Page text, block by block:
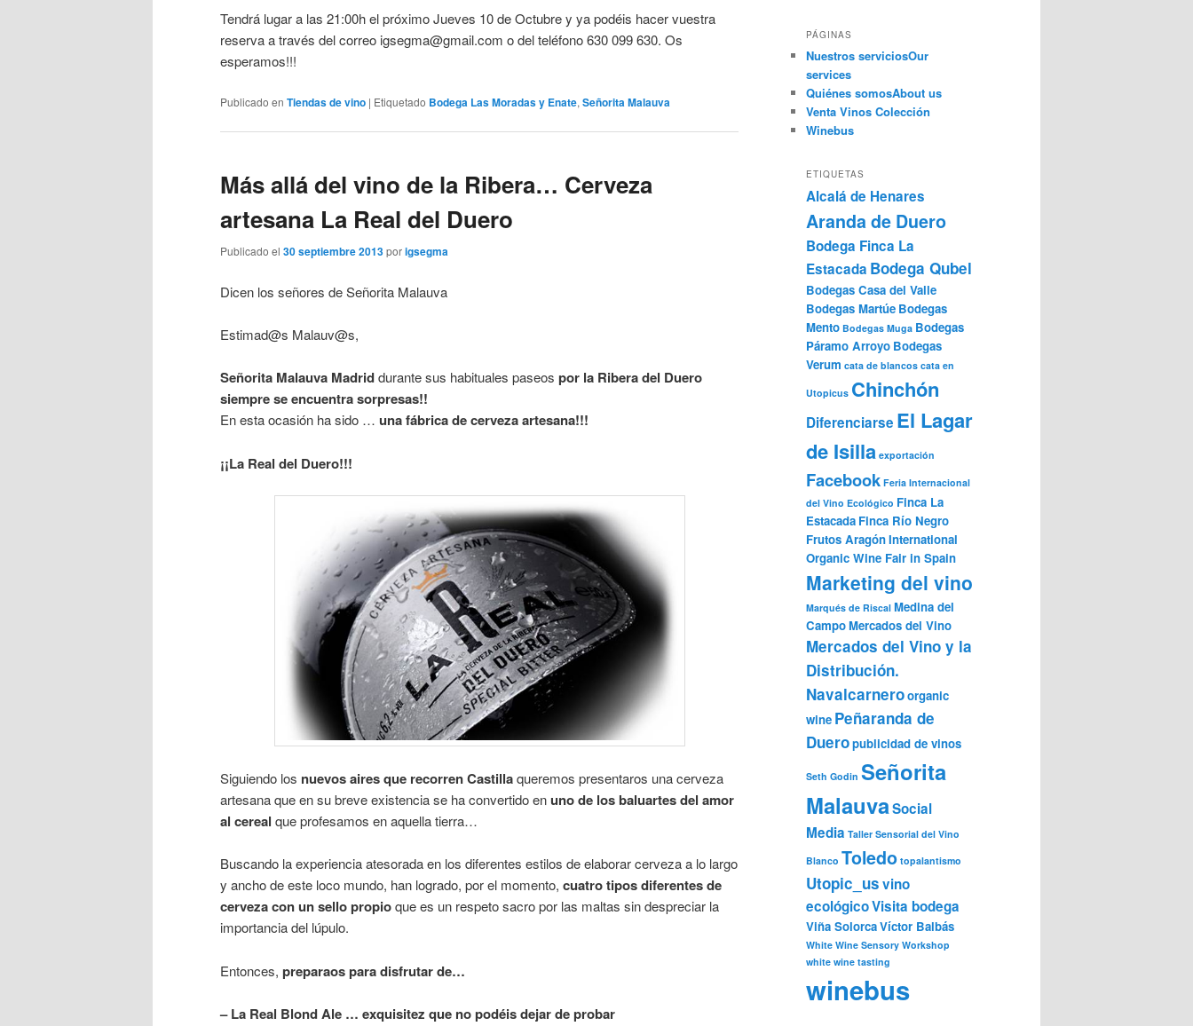
Tendrá lugar a las 21:00h el próximo Jueves 10 de Octubre y ya podéis hacer vuestra
reserva a través del correo igsegma@gmail.com o del teléfono 630 099 630. Os
esperamos!!!
Publicado en Tiendas de vino | Etiquetado Bodega Las Moradas y Enate, Señorita Malauva
Más allá del vino de la Ribera… Cerveza
artesana La Real del Duero
Publicado el 30 septiembre 2013porigsegma
Dicen los señores de Señorita Malauva
Estimad@s Malauv@s,
Señorita Malauva Madriddurante sus habituales paseos por la Ribera del Duero
siempre se encuentra sorpresas!!
En esta ocasión ha sido … una fábrica de cerveza artesana!!!
¡¡La Real del Duero!!!
Siguiendo los nuevos aires que recorren Castillaqueremos presentaros una cerveza
artesana que en su breve existencia se ha convertido enuno de los baluartes del amor
al cereal que profesamos en aquella tierra…
Buscando la experiencia atesorada en los diferentes estilos de elaborar cerveza a lo largo
y ancho de este loco mundo, han logrado, por el momento, cuatro tipos diferentes de
cerveza con un sello propioque es un respeto sacro por las maltas sin despreciar la
importancia del lúpulo.
Entonces, preparaos para disfrutar de…
– La Real Blond Ale … exquisitez que no podéis dejar de probar
PÁGINAS
Nuestros serviciosOur
services
Quiénes somosAbout us
Venta Vinos Colección
Winebus
ETIQUETAS
Alcalá de Henares
Aranda de Duero
Bodega Finca La
Estacada Bodega Qubel
Bodegas Casa del Valle
Bodegas Martúe Bodegas
Mento Bodegas Muga Bodegas
Páramo Arroyo Bodegas
Verum cata de blancos cata en
Utopicus Chinchón
Diferenciarse El Lagar
de Isilla exportación
Facebook Feria Internacional
del Vino Ecológico Finca La
Estacada Finca Río Negro
Frutos AragónInternational
Organic Wine Fair in Spain
Marketing del vino
Marqués de Riscal Medina del
CampoMercados del Vino
Mercados del Vino y la
Distribución.
Navalcarneroorganic
wine Peñaranda de
Dueropublicidad de vinos
Seth Godin Señorita
MalauvaSocial
Media Taller Sensorial del Vino
Blanco Toledo topalantismo
Utopic_usvino
ecológicoVisita bodega
Viña SolorcaVíctor Balbás
White Wine Sensory Workshop
white wine tasting
winebus